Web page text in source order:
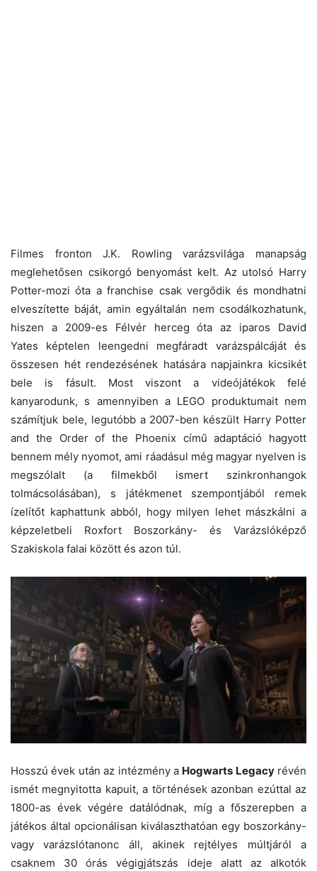
Filmes fronton J.K. Rowling varázsvilága manapság
meglehetősen csikorgó benyomást kelt. Az utolsó Harry
Potter-mozi óta a franchise csak vergődik és mondhatni
elveszítette báját, amin egyáltalán nem csodálkozhatunk,
hiszen a 2009-es Félvér herceg óta az iparos David
Yates képtelen leengedni megfáradt varázspálcáját és
összesen hét rendezésének hatására napjainkra kicsikét
bele is fásult. Most viszont a videójátékok felé
kanyarodunk, s amennyiben a LEGO produktumait nem
számítjuk bele, legutóbb a 2007-ben készült Harry Potter
and the Order of the Phoenix című adaptáció hagyott
bennem mély nyomot, ami ráadásul még magyar nyelven is
megszólalt (a filmekből ismert szinkronhangok
tolmácsolásában), s játékmenet szempontjából remek
ízelítőt kaphattunk abból, hogy milyen lehet mászkálni a
képzeletbeli Roxfort Boszorkány- és Varázslóképző
Szakiskola falai között és azon túl.
Hosszú évek után az intézmény a Hogwarts Legacyrévén
ismét megnyitotta kapuit, a történések azonban ezúttal az
1800-as évek végére datálódnak, míg a főszerepben a
játékos által opcionálisan kiválaszthatóan egy boszorkány-
vagy varázslótanonc áll, akinek rejtélyes múltjáról a
csaknem 30 órás végigjátszás ideje alatt az alkotók